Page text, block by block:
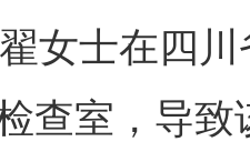
女士在四
查室，导